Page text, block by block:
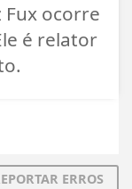
ocorre
é relator
ERROS